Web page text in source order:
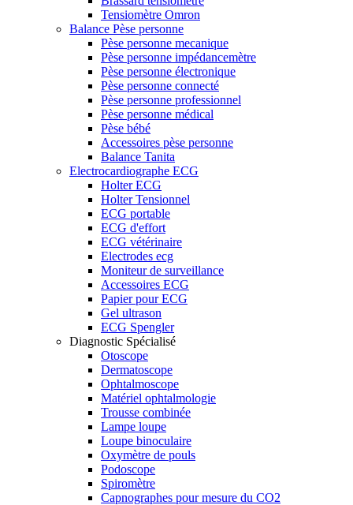
Tensiomètre Omron
Balance Pèse personne
Pèse personne mecanique
Pèse personne impédancemètre
Pèse personne électronique
Pèse personne connecté
Pèse personne professionnel
Pèse personne médical
Pèse bébé
Accessoires pèse personne
Balance Tanita
Electrocardiographe ECG
Holter ECG
Holter Tensionnel
ECG portable
ECG d'effort
ECG vétérinaire
Electrodes ecg
Moniteur de surveillance
Accessoires ECG
Papier pour ECG
Gel ultrason
ECG Spengler
Diagnostic Spécialisé
Otoscope
Dermatoscope
Ophtalmoscope
Matériel ophtalmologie
Trousse combinée
Lampe loupe
Loupe binoculaire
Oxymètre de pouls
Podoscope
Spiromètre
Capnographes pour mesure du CO2